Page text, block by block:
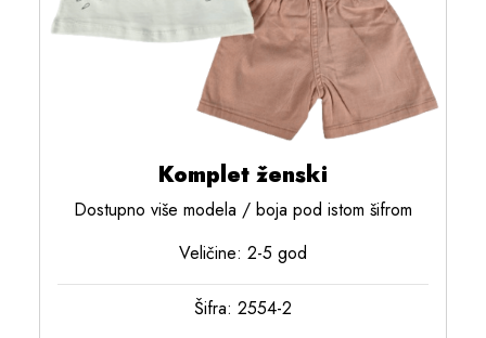
Komplet ženski
Dostupno više modela / boja pod istom šifrom
Veličine: 2-5 god
Šifra: 2554-2